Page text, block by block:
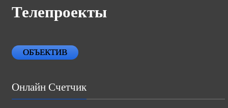
Телепроекты
ОБЪЕКТИВ
Онлайн Счетчик